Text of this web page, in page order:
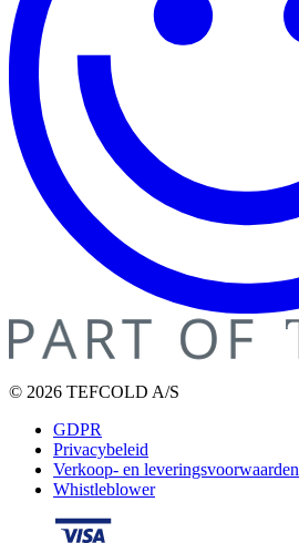
© 2026 TEFCOLD A/S
GDPR
Privacybeleid
Verkoop- en leveringsvoorwaarden
Whistleblower